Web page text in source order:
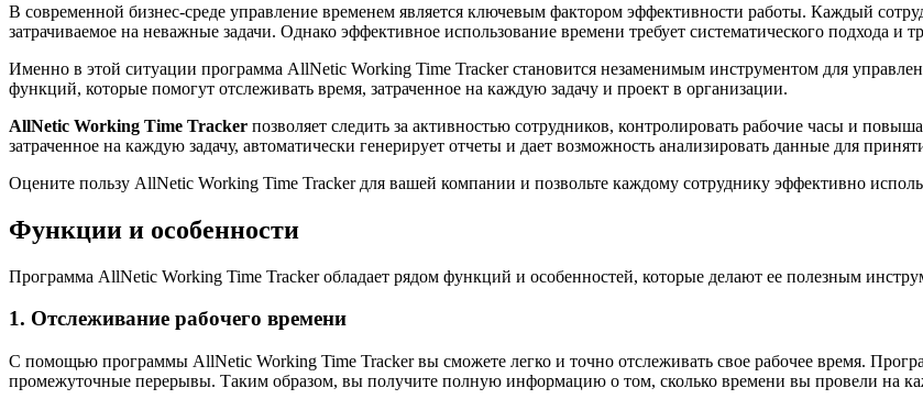
В современной бизнес-среде управление временем является ключевым фактором эффективности работы. Каждый
затрачиваемое на неважные задачи. Однако эффективное использование времени требует систематического подхода и
Именно в этой ситуации программа AllNetic Working Time Tracker становится незаменимым инструментом для
функций, которые помогут отслеживать время, затраченное на каждую задачу и проект в организации.
AllNetic Working Time Tracker позволяет следить за активностью сотрудников, контролировать рабочие часы и
затраченное на каждую задачу, автоматически генерирует отчеты и дает возможность анализировать данные для
Оцените пользу AllNetic Working Time Tracker для вашей компании и позвольте каждому сотруднику эффективно
Функции и особенности
Программа AllNetic Working Time Tracker обладает рядом функций и особенностей, которые делают ее полезным
1. Отслеживание рабочего времени
С помощью программы AllNetic Working Time Tracker вы сможете легко и точно отслеживать свое рабочее время.
промежуточные перерывы. Таким образом, вы получите полную информацию о том, сколько времени вы провели на